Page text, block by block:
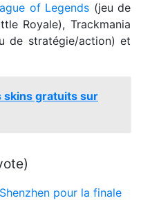
of Legends (jeu de
Royale), Trackmania
de stratégie/action) et
skins gratuits sur
pour la finale